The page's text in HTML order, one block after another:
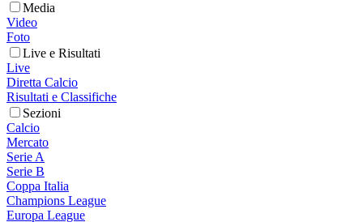
Media
Video
Foto
Live e Risultati
Live
Diretta Calcio
Risultati e Classifiche
Sezioni
Calcio
Mercato
Serie A
Serie B
Coppa Italia
Champions League
Europa League